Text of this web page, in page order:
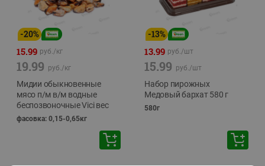
-20%
15.99 руб./кг
19.99 руб./кг
Мидии обыкновенные
мясо п/м в/м водные
беспозвоночные Vici вес
фасовка: 0,15-0,65кг
-13%
13.99 руб./шт
15.99 руб./шт
Набор пирожных
Медовый бархат 580 г
580г